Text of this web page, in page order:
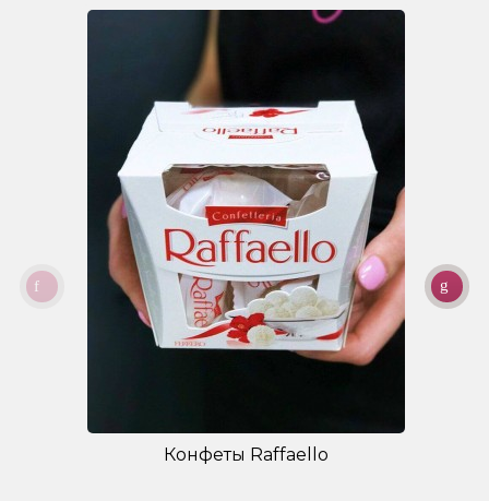
Конфеты Raffaello